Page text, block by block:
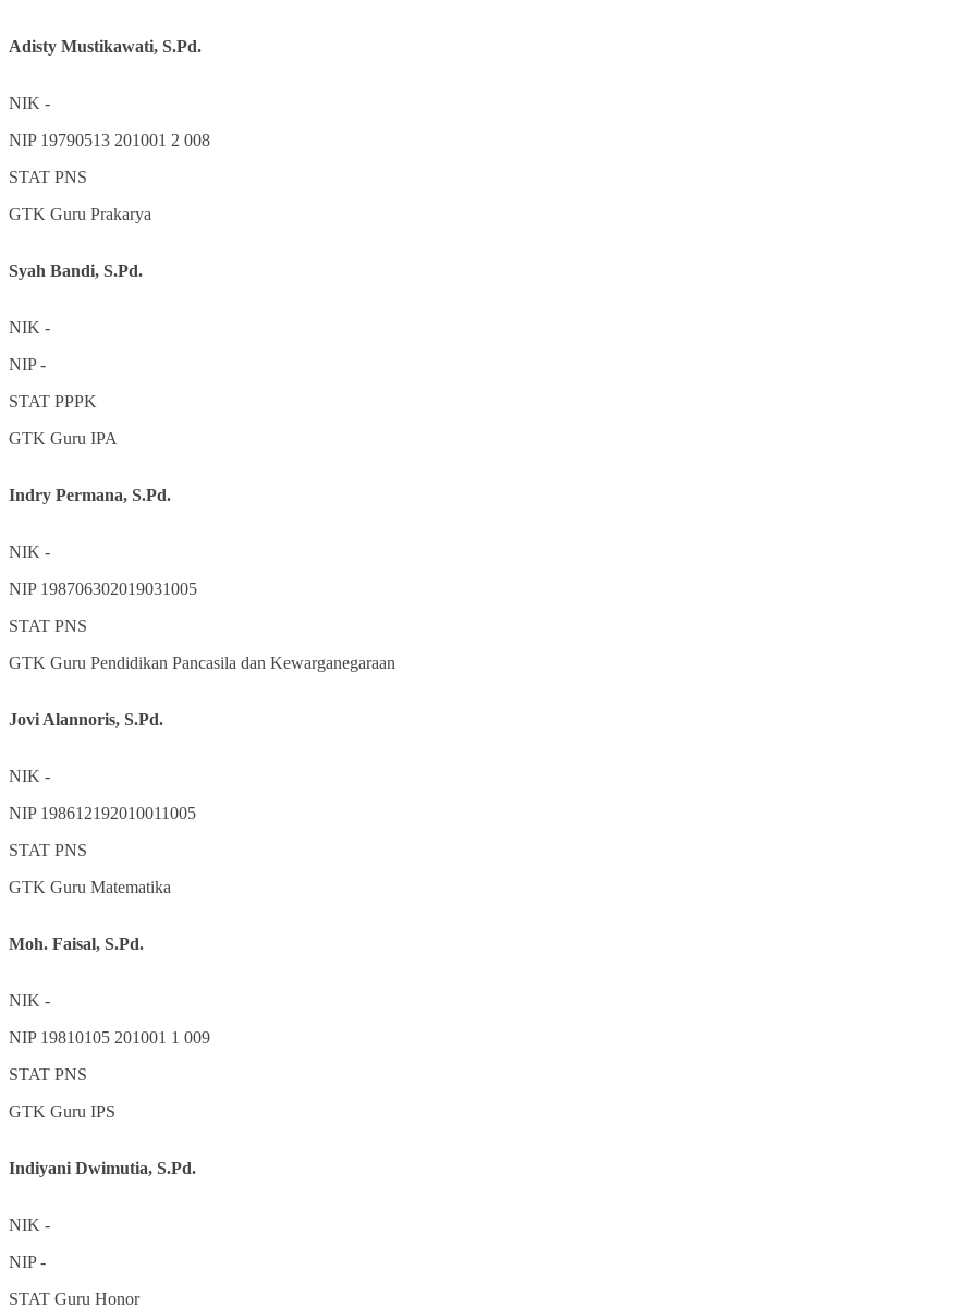
Adisty Mustikawati, S.Pd.
NIK -
NIP 19790513 201001 2 008
STAT PNS
GTK Guru Prakarya
Syah Bandi, S.Pd.
NIK -
NIP-
STAT PPPK
GTK Guru IPA
Indry Permana, S.Pd.
NIK -
NIP 198706302019031005
STAT PNS
GTK Guru Pendidikan Pancasila dan Kewarganegaraan
Jovi Alannoris, S.Pd.
NIK -
NIP 198612192010011005
STAT PNS
GTK Guru Matematika
Moh. Faisal, S.Pd.
NIK -
NIP 19810105 201001 1 009
STAT PNS
GTK Guru IPS
Indiyani Dwimutia, S.Pd.
NIK -
NIP-
STAT Guru Honor